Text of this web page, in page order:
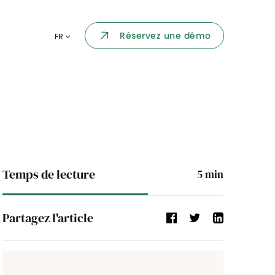
FR Réservez une démo
Temps de lecture 5min
Partagez l'article
Événement d'entreprise